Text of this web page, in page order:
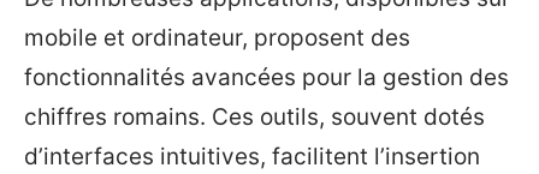
mobile et ordinateur, proposent des
fonctionnalités avancées pour la gestion des
chiffres romains. Ces outils, souvent dotés
d’interfaces intuitives, facilitent l’insertion